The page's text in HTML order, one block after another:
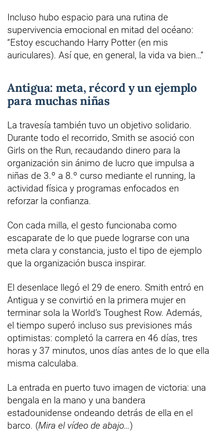
Incluso hubo espacio para una rutina de
supervivencia emocional en mitad del océano:
“Estoy escuchando Harry Potter (en mis
auriculares). Así que, en general, la vida va bien…”
Antigua: meta, récord y un ejemplo
para muchas niñas
La travesía también tuvo un objetivo solidario.
Durante todo el recorrido, Smith se asoció con
Girls on the Run, recaudando dinero para la
organización sin ánimo de lucro que impulsa a
niñas de 3.º a 8.º curso mediante el running, la
actividad física y programas enfocados en
reforzar la confianza.
Con cada milla, el gesto funcionaba como
escaparate de lo que puede lograrse con una
meta clara y constancia, justo el tipo de ejemplo
que la organización busca inspirar.
El desenlace llegó el 29 de enero. Smith entró en
Antigua y se convirtió en la primera mujer en
terminar sola la World’s Toughest Row. Además,
el tiempo superó incluso sus previsiones más
optimistas: completó la carrera en 46 días, tres
horas y 37 minutos, unos días antes de lo que ella
misma calculaba.
La entrada en puerto tuvo imagen de victoria: una
bengala en la mano y una bandera
estadounidense ondeando detrás de ella en el
barco. (Mira el vídeo de abajo…)